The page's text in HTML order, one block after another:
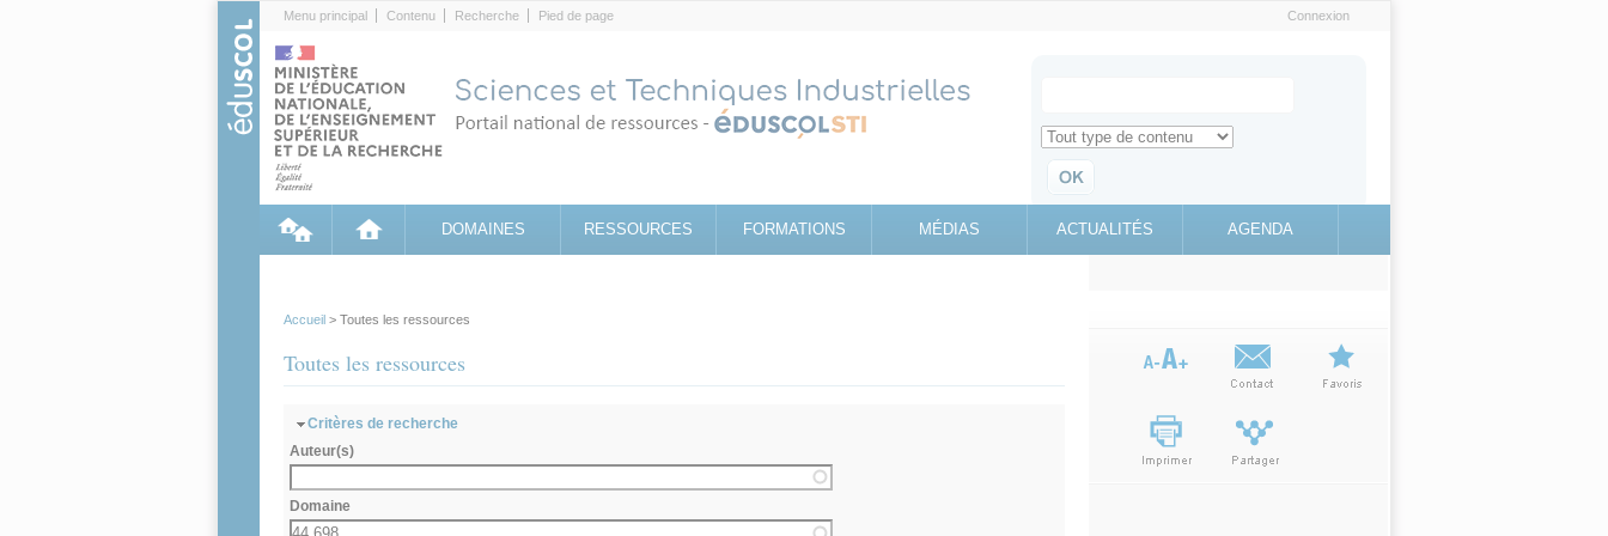
Menu principal Contenu Recherche Pied de page Connexion
Search for
Retrouvez toute l'information sur le site education.gouv.fr
DOMAINES RESSOURCES FORMATIONS MÉDIAS ACTUALITÉS AGENDA
Accueil > Toutes les ressources
Toutes les ressources
Masquer
Critères de recherche
Auteur(s)
Domaine